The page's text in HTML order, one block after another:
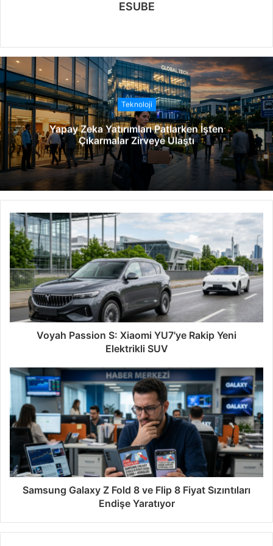
ESUBE
b
s
i
t
e
s
i
Teknoloji
Yapay Zeka Yatırımları Patlarken İşten
Çıkarmalar Zirveye Ulaştı
Voyah Passion S: Xiaomi YU7'ye Rakip Yeni
Elektrikli SUV
Samsung Galaxy Z Fold 8 ve Flip 8 Fiyat Sızıntıları
Endişe Yaratıyor